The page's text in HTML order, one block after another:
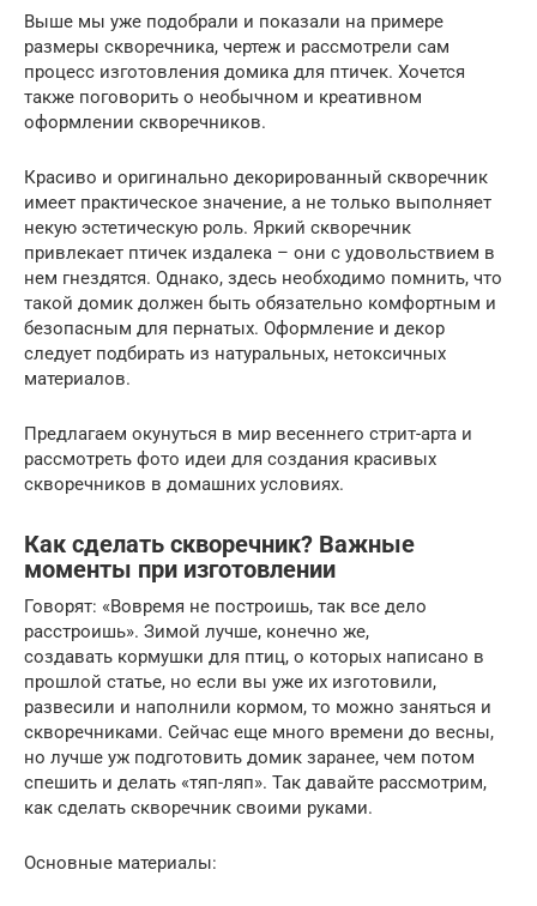
Выше мы уже подобрали и показали на примере
размеры скворечника, чертеж и рассмотрели сам
процесс изготовления домика для птичек. Хочется
также поговорить о необычном и креативном
оформлении скворечников.
Красиво и оригинально декорированный скворечник
имеет практическое значение, а не только выполняет
некую эстетическую роль. Яркий скворечник
привлекает птичек издалека – они с удовольствием в
нем гнездятся. Однако, здесь необходимо помнить, что
такой домик должен быть обязательно комфортным и
безопасным для пернатых. Оформление и декор
следует подбирать из натуральных, нетоксичных
материалов.
Предлагаем окунуться в мир весеннего стрит-арта и
рассмотреть фото идеи для создания красивых
скворечников в домашних условиях.
Как сделать скворечник? Важные
моменты при изготовлении
Говорят: «Вовремя не построишь, так все дело
расстроишь». Зимой лучше, конечно же,
создавать кормушки для птиц, о которых написано в
прошлой статье, но если вы уже их изготовили,
развесили и наполнили кормом, то можно заняться и
скворечниками. Сейчас еще много времени до весны,
но лучше уж подготовить домик заранее, чем потом
спешить и делать «тяп-ляп». Так давайте рассмотрим,
как сделать скворечник своими руками.
Основные материалы: